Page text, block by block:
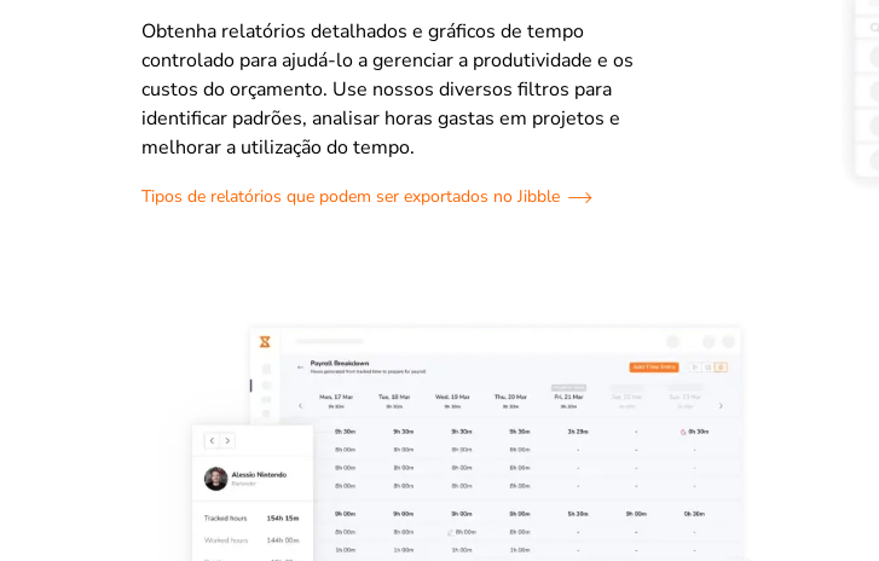
Obtenha relatórios detalhados e gráficos de tempo
controlado para ajudá-lo a gerenciar a produtividade e os
custos do orçamento. Use nossos diversos filtros para
identificar padrões, analisar horas gastas em projetos e
melhorar a utilização do tempo.
Tipos de relatórios que podem ser exportados no Jibble